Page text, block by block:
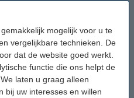
mogelijk voor u te
vergelijkbare technieken. De
dat de website goed werkt.
functie die ons helpt de
laten u graag alleen
bij uw interesses en willen